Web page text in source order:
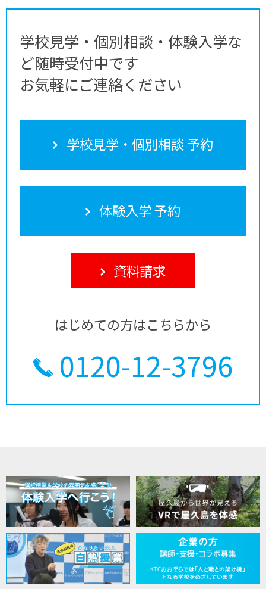
学校見学・個別相談・体験入学な
ど随時受付中です
お気軽にご連絡ください
学校見学・個別相談 予約
体験入学 予約
資料請求
はじめての方はこちらから
0120-12-3796